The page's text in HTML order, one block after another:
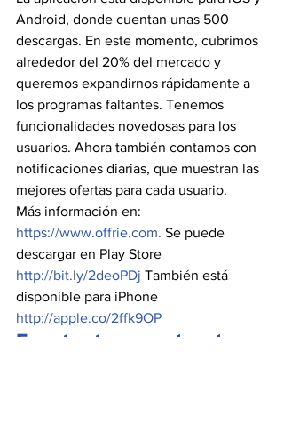
Android, donde cuentan unas 500
descargas. En este momento, cubrimos
alrededor del 20% del mercado y
queremos expandirnos rápidamente a
los programas faltantes. Tenemos
funcionalidades novedosas para los
usuarios. Ahora también contamos con
notificaciones diarias, que muestran las
mejores ofertas para cada usuario.
Más información en:
https://www.offrie.com. Se puede
descargar en Play Store
http://bit.ly/2deoPDj También está
disponible para iPhone
http://apple.co/2ffk9OP
Fuente: transportsystems